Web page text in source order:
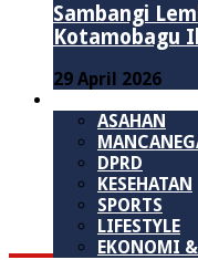
Sambangi
Kotamobagu
29 April 2026
ASAHAN
DPRD
KESEHATAN
SPORTS
LIFESTYLE
EKONOMI